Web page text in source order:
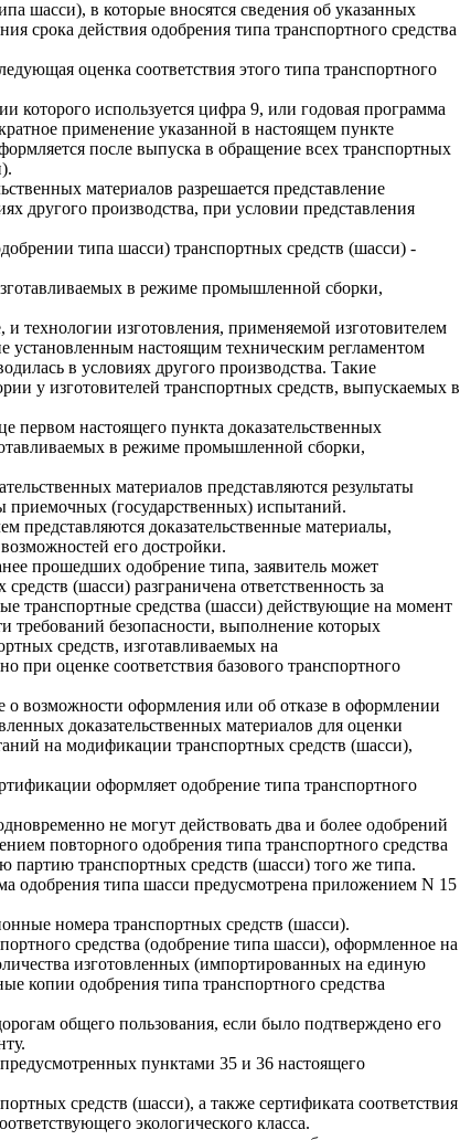
шасси), в которые вносятся сведения об указанных
срока действия одобрения типа транспортного средства
оценка соответствия этого типа транспортного
которого используется цифра 9, или годовая программа
применение указанной в настоящем пункте
после выпуска в обращение всех транспортных
материалов разрешается представление
другого производства, при условии представления
типа шасси) транспортных средств (шасси) -
в режиме промышленной сборки,
технологии изготовления, применяемой изготовителем
установленным настоящим техническим регламентом
в условиях другого производства. Такие
у изготовителей транспортных средств, выпускаемых в
первом настоящего пункта доказательственных
в режиме промышленной сборки,
материалов представляются результаты
приемочных (государственных) испытаний.
представляются доказательственные материалы,
его достройки.
прошедших одобрение типа, заявитель может
(шасси) разграничена ответственность за
транспортные средства (шасси) действующие на момент
требований безопасности, выполнение которых
средств, изготавливаемых на
при оценке соответствия базового транспортного
о возможности оформления или об отказе в оформлении
доказательственных материалов для оценки
на модификации транспортных средств (шасси),
оформляет одобрение типа транспортного
не могут действовать два и более одобрений
повторного одобрения типа транспортного средства
партию транспортных средств (шасси) того же типа.
одобрения типа шасси предусмотрена приложением N 15
номера транспортных средств (шасси).
средства (одобрение типа шасси), оформленное на
изготовленных (импортированных на единую
копии одобрения типа транспортного средства
общего пользования, если было подтверждено его
пунктами 35 и 36 настоящего
средств (шасси), а также сертификата соответствия
экологического класса.